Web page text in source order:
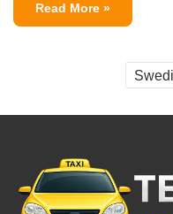
Read More »